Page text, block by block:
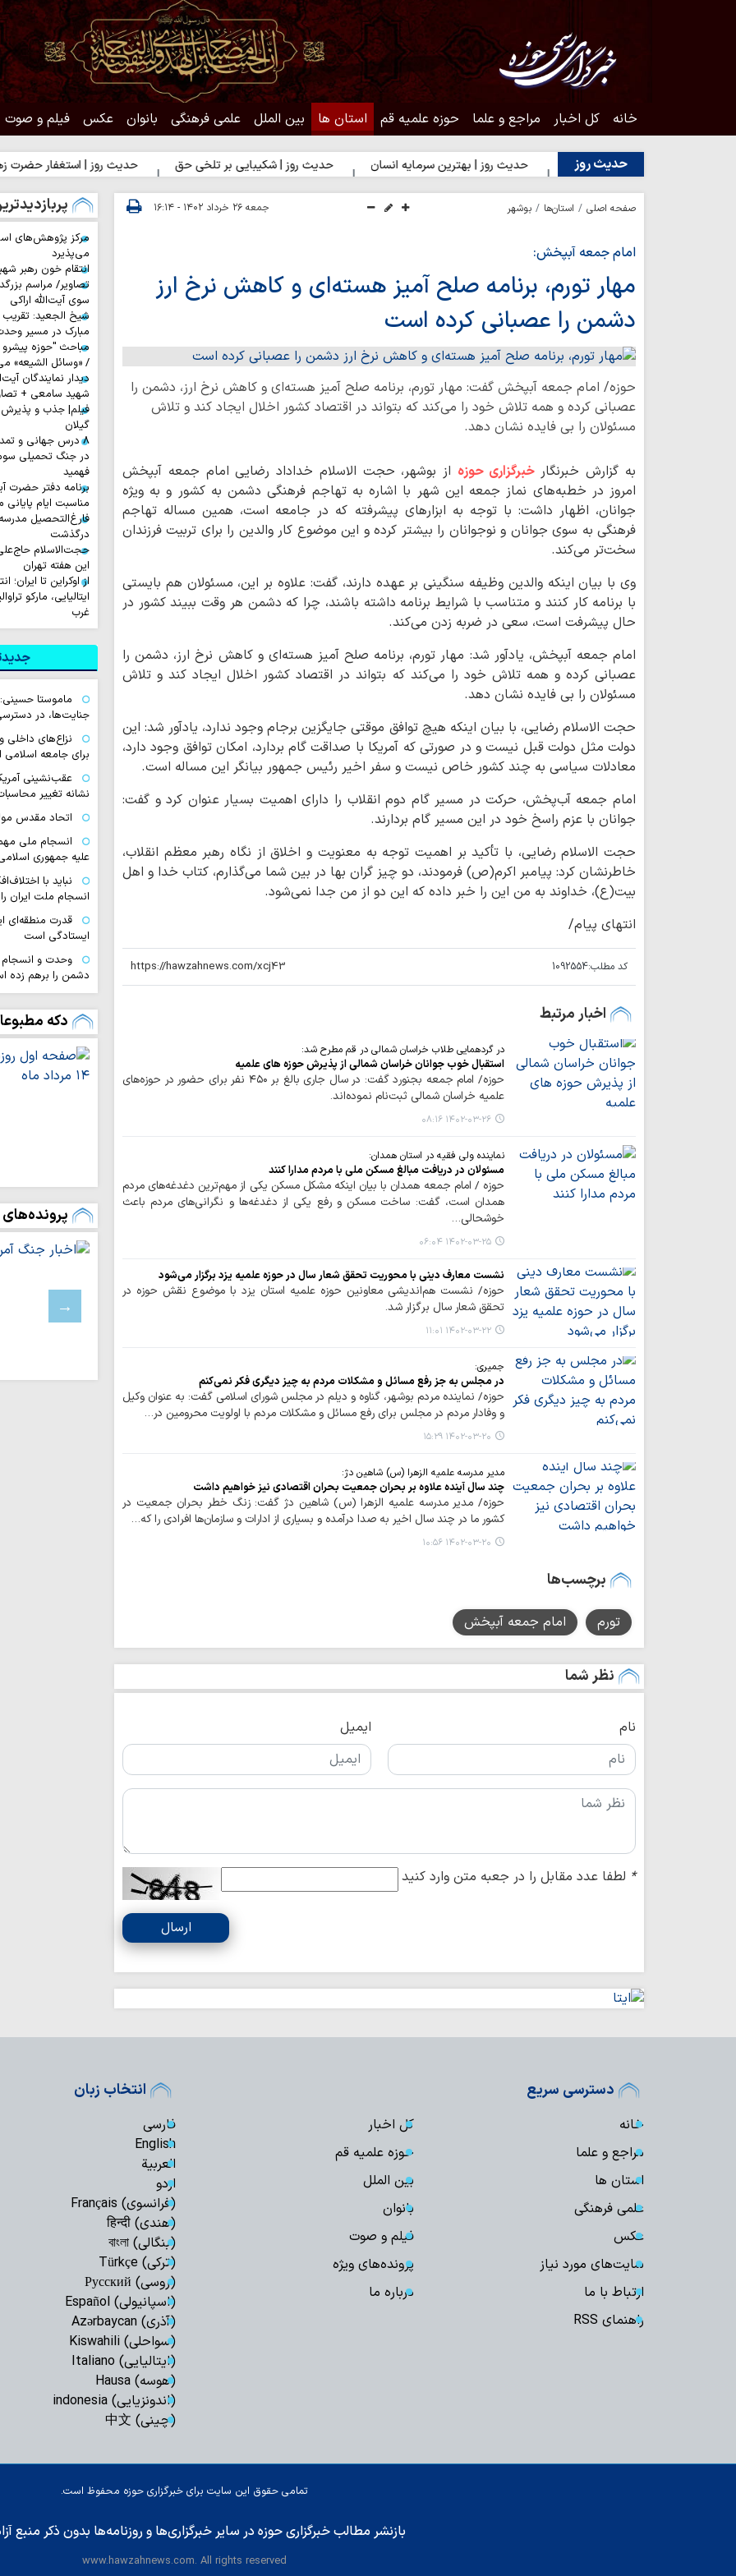
خانه کل اخبار مراجع و علما حوزه علمیه قم استان ها بین الملل علمی فرهنگی بانوان عکس فیلم و صوت
حدیث روزبه محبت اهل‌بیت(ع) حدیث روز | بهترین سرمایه انسان حدیث روز | شکیبایی بر تلخی حق حدیث روز | استغفار حضرت زهرا(س)
صفحه اصلی استان‌ها بوشهر جمعه ۲۶ خرداد ۱۴۰۲ - ۱۶:۱۴
امام جمعه آبپخش:
مهار تورم، برنامه صلح آمیز هسته‌ای و کاهش نرخ ارز
دشمن را عصبانی کرده است
حوزه/ امام جمعه آبپخش گفت: مهار تورم، برنامه صلح آمیز هسته‌ای و کاهش نرخ ارز، دشمن را
عصبانی کرده و همه تلاش خود را می‌کند که بتواند در اقتصاد کشور اخلال ایجاد کند و تلاش
مسئولان را بی فایده نشان دهد.
به گزارش خبرنگارخبرگزاری حوزه از بوشهر، حجت الاسلام خداداد رضایی امام جمعه آبپخش
امروز در خطبه‌های نماز جمعه این شهر با اشاره به تهاجم فرهنگی دشمن به کشور و به ویژه
جوانان، اظهار داشت: با توجه به ابزارهای پیشرفته که در جامعه است، همین مساله تهاجم
فرهنگی به سوی جوانان و نوجوانان را بیشتر کرده و این موضوع کار والدین را برای تربیت فرزندان
سخت‌تر می‌کند.
وی با بیان اینکه والدین وظیفه سنگینی بر عهده دارند، گفت: علاوه بر این، مسئولان هم بایستی
با برنامه کار کنند و متناسب با شرایط برنامه داشته باشند، چرا که دشمن هر وقت ببیند کشور در
حال پیشرفت است، سعی در ضربه زدن می‌کند.
امام جمعه آبپخش، یادآور شد: مهار تورم، برنامه صلح آمیز هسته‌ای و کاهش نرخ ارز، دشمن را
عصبانی کرده و همه تلاش خود را می‌کند که بتواند در اقتصاد کشور اخلال ایجاد کند و تلاش
مسئولان را بی فایده نشان دهد.
حجت الاسلام رضایی، با بیان اینکه هیچ توافق موقتی جایگزین برجام وجود ندارد، یادآور شد: این
دولت مثل دولت قبل نیست و در صورتی که آمریکا با صداقت گام بردارد، امکان توافق وجود دارد،
معادلات سیاسی به چند کشور خاص نیست و سفر اخیر رئیس جمهور بیانگر این مساله است.
امام جمعه آب‌پخش، حرکت در مسیر گام دوم انقلاب را دارای اهمیت بسیار عنوان کرد و گفت:
جوانان با عزم راسخ خود در این مسیر گام بردارند.
حجت الاسلام رضایی، با تأکید بر اهمیت توجه به معنویت و اخلاق از نگاه رهبر معظم انقلاب،
خاطرنشان کرد: پیامبر اکرم(ص) فرمودند، دو چیز گران بها در بین شما می‌گذارم، کتاب خدا و اهل
بیت(ع)، خداوند به من این را خبر داده که این دو از من جدا نمی‌شود.
انتهای پیام/
کد مطلب:1092554
اخبار مرتبط
در گردهمایی طلاب خراسان شمالی در قم مطرح شد:
استقبال خوب جوانان خراسان شمالی از پذیرش حوزه های علمیه
حوزه/ امام جمعه بجنورد گفت: در سال جاری بالغ ‌بر ۴۵۰ نفر برای حضور در حوزه‌های
علمیه خراسان شمالی ثبت‌نام نموده‌اند.
۱۴۰۲-۰۳-۲۶ ۰۸:۱۶
نماینده ولی فقیه در استان همدان:
مسئولان در دریافت مبالغ مسکن ملی با مردم مدارا کنند
حوزه / امام جمعه همدان با بیان اینکه مشکل مسکن یکی از مهم‌ترین دغدغه‌های مردم
همدان است، گفت: ساخت مسکن و رفع یکی از دغدغه‌ها و نگرانی‌های مردم باعث
خوشحالی…
۱۴۰۲-۰۳-۲۵ ۰۶:۰۴
نشست معارف دینی با محوریت تحقق شعار سال در حوزه علمیه یزد برگزار می‌شود
حوزه/ نشست هم‌اندیشی معاونین حوزه علمیه استان یزد با موضوع نقش حوزه در
تحقق شعار سال برگزار شد.
۱۴۰۲-۰۳-۲۲ ۱۱:۰۱
جمیری:
در مجلس به جز رفع مسائل و مشکلات مردم به چیز دیگری فکر نمی‌کنم
حوزه/ نماینده مردم بوشهر، گناوه و دیلم در مجلس شورای اسلامی گفت: به عنوان وکیل
و وفادار مردم در مجلس برای رفع مسائل و مشکلات مردم با اولویت محرومین در…
۱۴۰۲-۰۳-۲۰ ۱۵:۲۹
مدیر مدرسه علمیه الزهرا (س) شاهین دژ:
چند سال آینده علاوه بر بحران جمعیت بحران اقتصادی نیز خواهیم داشت
حوزه/ مدیر مدرسه علمیه الزهرا (س) شاهین دژ گفت: زنگ خطر بحران جمعیت در
کشور ما در چند سال اخیر به صدا درآمده و بسیاری از ادارات و سازمان‌ها افرادی را که…
۱۴۰۲-۰۳-۲۰ ۱۰:۵۶
برچسب‌ها
تورم امام جمعه آبپخش
نظر شما
نام ایمیل
* لطفا عدد مقابل را در جعبه متن وارد کنید
ارسال
مرکز پژوهش‌های
می‌پذیرد
انتقام خون رهبر
تصاویر/ مراسم
سوی آیت‌الله اراکی
شیخ الجعید: تقریب
مبارک در مسیر
مباحث "حوزه پیشرو
/ «وسائل الشیعه»
دیدار نمایندگان
شهید سامعی +
فیلم| جذب و پذیرش
گیلان
۸ درس جهانی و
در جنگ تحمیلی
فهمید
برنامه دفتر حضرت
مناسبت ایام پایانی
فارغ‌التحصیل
درگذشت
حجت‌الاسلام
این هفته تهران
از اوکراین تا ایران؛
ایتالیایی، مارکو
غرب
ماموستا
جنایت‌ها، در
نزاع‌های داخلی
برای جامعه
عقب‌نشینی
نشانه تغییر
اتحاد مقدس
انسجام ملی
علیه جمهوری
نباید با
انسجام ملت ایران
قدرت منطقه‌ای
ایستادگی است
وحدت و انسجام
دشمن را برهم زده
تنگه‌ هرمز و
ایستادگی است
قائد شهید به
تسلیم در برابر
دشمن در فتنه
دنبال آشوب بود
تصاویر/ نماز
حضور حماسی
در بنیان محاسبات
وزارت دفاع
محکومیت
ستمگران
دکه
پرونده‌های
دسترسی سریع
خانه
کل اخبار
مراجع و علما
حوزه علمیه قم
استان ها
بین الملل
علمی فرهنگی
بانوان
عکس
فیلم و صوت
سایت‌های مورد نیاز
پرونده‌های ویژه
ارتباط با ما
درباره ما
راهنمای RSS
انتخاب زبان
فارسی
English
العربیة
اردو
(فرانسوی) Français
(هندی) हिन्दी
(بنگالی) বাংলা
(ترکی) Türkçe
(روسی) Русский
(اسپانیولی) Español
(آذری) Azərbaycan
(سواحلی) Kiswahili
(ایتالیایی) Italiano
(هوسه) Hausa
(اندونزیایی) indonesia
(چینی) 中文
تمامی حقوق این سایت برای خبرگزاری حوزه محفوظ است.
بازنشر مطالب خبرگزاری حوزه در سایر خبرگزاری‌ها و روزنامه‌ها بدون ذکر منبع
www.hawzahnews.com. All rights reserved